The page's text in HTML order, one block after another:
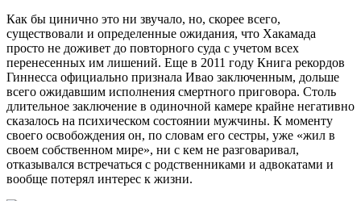
Как бы цинично это ни звучало, но, скорее всего,
существовали и определенные ожидания, что Хакамада
просто не доживет до повторного суда с учетом всех
перенесенных им лишений. Еще в 2011 году Книга рекордов
Гиннесса официально признала Ивао заключенным, дольше
всего ожидавшим исполнения смертного приговора. Столь
длительное заключение в одиночной камере крайне негативно
сказалось на психическом состоянии мужчины. К моменту
своего освобождения он, по словам его сестры, уже «жил в
своем собственном мире», ни с кем не разговаривал,
отказывался встречаться с родственниками и адвокатами и
вообще потерял интерес к жизни.